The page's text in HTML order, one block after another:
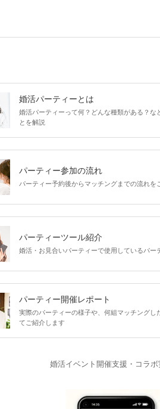
婚活パーティーとは
婚活パーティーって何？どんな種類がある？な
とを解説
パーティー参加の流れ
パーティー予約後からマッチングまでの流れを
パーティーツール紹介
婚活・お見合いパーティーで使用しているパー
パーティー開催レポート
実際のパーティーの様子や、何組マッチングし
てご紹介します
婚活イベント開催支援・コラボ